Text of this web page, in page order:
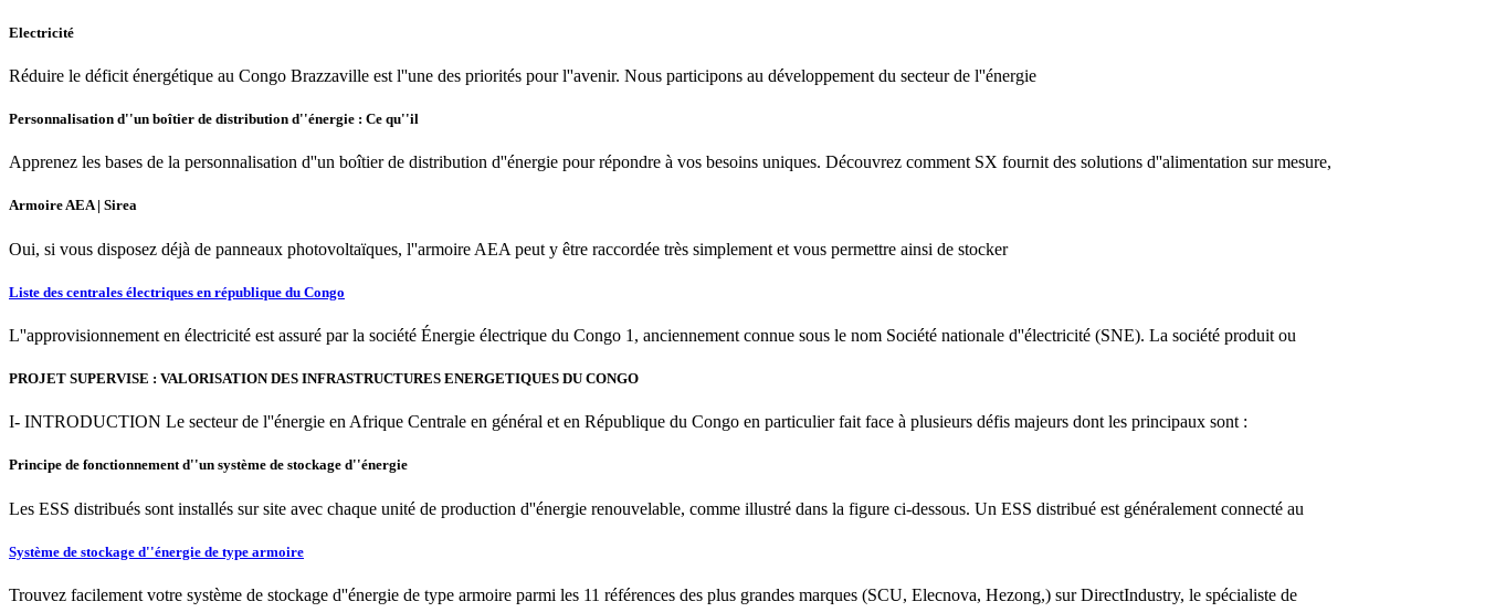
Electricité
Réduire le déficit énergétique au Congo Brazzaville est l''une des priorités pour l''avenir. Nous participons au développement du secteur de l''énergie
Personnalisation d''un boîtier de distribution d''énergie : Ce qu''il
Apprenez les bases de la personnalisation d''un boîtier de distribution d''énergie pour répondre à vos besoins uniques. Découvrez comment SX fournit des solutions d''alimentation sur mesure,
Armoire AEA | Sirea
Oui, si vous disposez déjà de panneaux photovoltaïques, l''armoire AEA peut y être raccordée très simplement et vous permettre ainsi de stocker
Liste des centrales électriques en république du Congo
L''approvisionnement en électricité est assuré par la société Énergie électrique du Congo 1, anciennement connue sous le nom Société nationale d''électricité (SNE). La société produit ou
PROJET SUPERVISE : VALORISATION DES INFRASTRUCTURES ENERGETIQUES DU CONGO
I- INTRODUCTION Le secteur de l''énergie en Afrique Centrale en général et en République du Congo en particulier fait face à plusieurs défis majeurs dont les principaux sont :
Principe de fonctionnement d''un système de stockage d''énergie
Les ESS distribués sont installés sur site avec chaque unité de production d''énergie renouvelable, comme illustré dans la figure ci-dessous. Un ESS distribué est généralement connecté au
Système de stockage d''énergie de type armoire
Trouvez facilement votre système de stockage d''énergie de type armoire parmi les 11 références des plus grandes marques (SCU, Elecnova, Hezong,) sur DirectIndustry, le spécialiste de